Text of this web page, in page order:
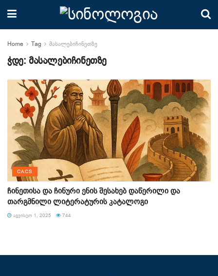
Home Tag მასალებიჩინეთზე
ჭდე: მასალებიჩინეთზე
CACS
ჩინეთისა და ჩინური ენის შესახებ დაწერილი და
თარგმნილი ლიტერატურის კატალოგი
ᲐᲒᲕᲘᲡᲢᲝ 1, 2025 744